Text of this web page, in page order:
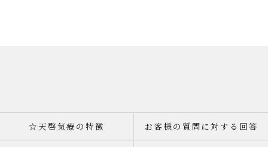
☆天啓気療の特徴 お客様の質問に対する回答